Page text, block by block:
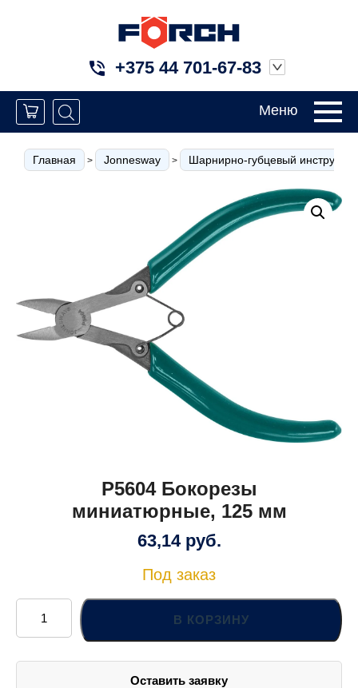
+375 44 701-67-83
Меню
Главная > Jonnesway > Шарнирно-губцевый
P5604 Бокорезы
миниатюрные, 125 мм
63,14 руб.
Под заказ
Количество
товара
P5604
Бокорезы
125
В КОРЗИНУ
Оставить заявку